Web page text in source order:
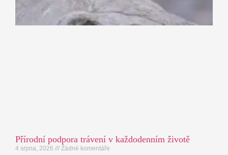
Přírodní podpora trávení v každodenním životě
4 srpna, 2026 Žádné komentáře